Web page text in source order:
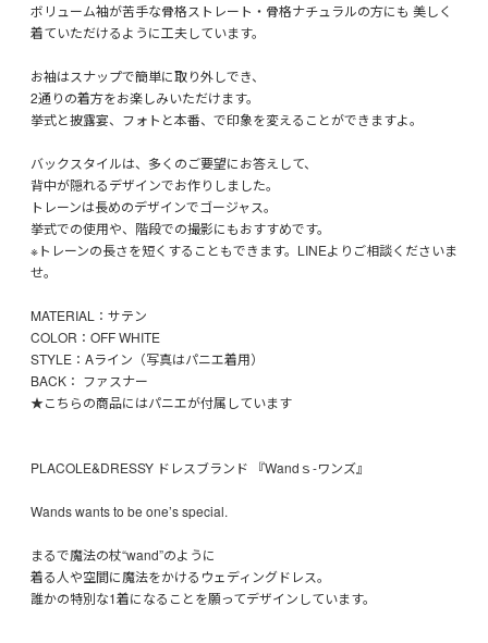
ボリューム袖が苦手な骨格ストレート・骨格ナチュラルの方にも 美しく
着ていただけるように工夫しています。
お袖はスナップで簡単に取り外しでき、
2通りの着方をお楽しみいただけます。
挙式と披露宴、フォトと本番、で印象を変えることができますよ。
バックスタイルは、多くのご要望にお答えして、
背中が隠れるデザインでお作りしました。
トレーンは長めのデザインでゴージャス。
挙式での使用や、階段での撮影にもおすすめです。
※トレーンの長さを短くすることもできます。LINEよりご相談くださいま
せ。
MATERIAL：サテン
COLOR：OFF WHITE
STYLE：Aライン（写真はパニエ着用）
BACK： ファスナー
★こちらの商品にはパニエが付属しています
PLACOLE&DRESSY ドレスブランド 『Wandｓ-ワンズ』
Wands wants to be one’s special.
まるで魔法の杖“wand”のように
着る人や空間に魔法をかけるウェディングドレス。
誰かの特別な1着になることを願ってデザインしています。